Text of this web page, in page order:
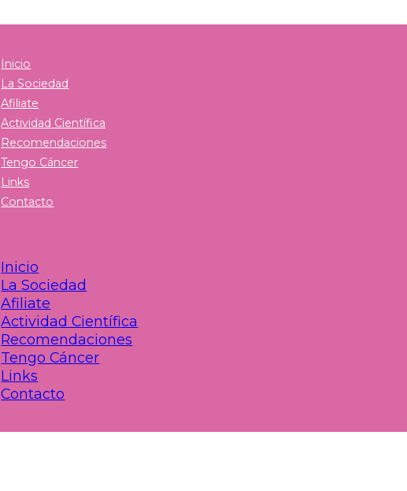
Inicio
La Sociedad
Afiliate
Actividad Científica
Recomendaciones
Tengo Cáncer
Links
Contacto
Inicio
La Sociedad
Afiliate
Actividad Científica
Recomendaciones
Tengo Cáncer
Links
Contacto